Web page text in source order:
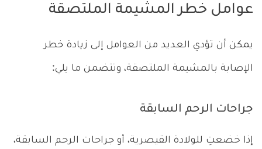
عوامل خطر المشيمة الملتصقة
يمكن أن تؤدي العديد من العوامل إلى زيادة خطر
الإصابة بالمشيمة الملتصقة، وتتضمن ما يلي:
جراحات الرحم السابقة
إذا خضعتِ للولادة القيصرية، أو جراحات الرحم السابقة،